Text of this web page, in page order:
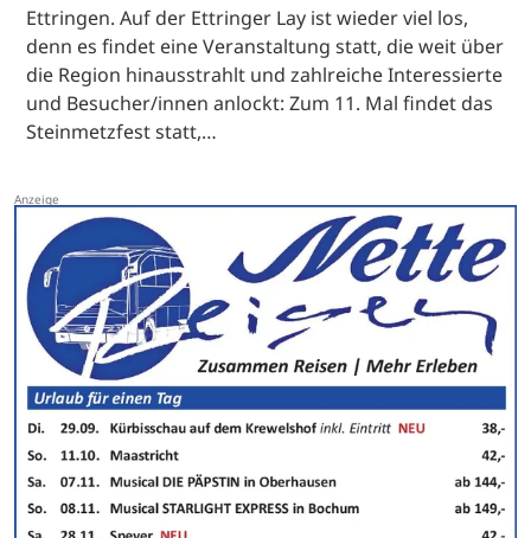
Ettringen. Auf der Ettringer Lay ist wieder viel los,
denn es findet eine Veranstaltung statt, die weit über
die Region hinausstrahlt und zahlreiche Interessierte
und Besucher/innen anlockt: Zum 11. Mal findet das
Steinmetzfest statt,…